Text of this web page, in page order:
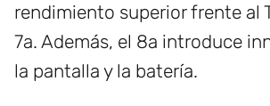
rendimiento superior frente al
7a. Además, el 8a introduce
la pantalla y la batería.